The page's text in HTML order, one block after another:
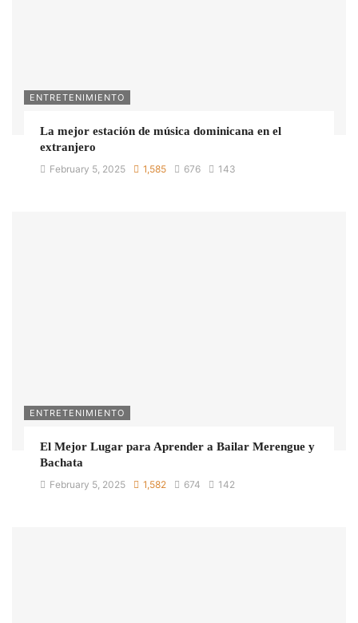
ENTRETENIMIENTO
La mejor estación de música dominicana en el
extranjero
February 5, 2025 1,585 676 143
ENTRETENIMIENTO
El Mejor Lugar para Aprender a Bailar Merengue y
Bachata
February 5, 2025 1,582 674 142